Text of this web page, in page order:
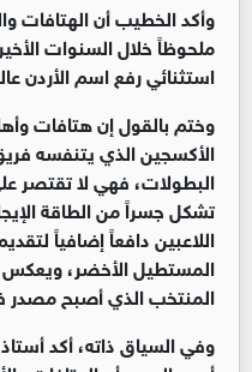
وأكد الخطيب أن الهتافات
ملحوظاً خلال السنوات
استثنائي رفع اسم الأردن
وختم بالقول إن هتافات
الأكسجين الذي يتنفسه
البطولات، فهي لا تقتصر
تشكل جسراً من الطاقة
اللاعبين دافعاً إضافياً
المستطيل الأخضر، ويعكس
المنتخب الذي أصبح مصدر
وفي السياق ذاته، أكد